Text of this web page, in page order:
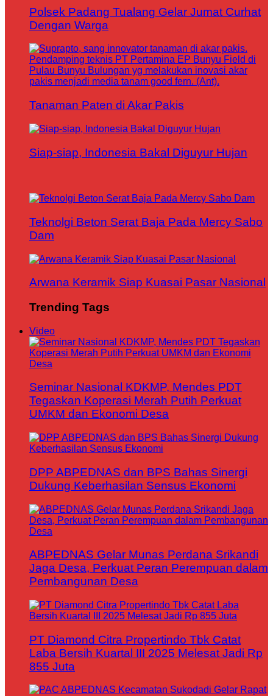
Polsek Padang Tualang Gelar Jumat Curhat
Dengan Warga
Tanaman Paten di Akar Pakis
Siap-siap, Indonesia Bakal Diguyur Hujan
Teknolgi Beton Serat Baja Pada Mercy Sabo
Dam
Arwana Keramik Siap Kuasai Pasar Nasional
Trending Tags
Video
Seminar Nasional KDKMP, Mendes PDT
Tegaskan Koperasi Merah Putih Perkuat
UMKM dan Ekonomi Desa
DPP ABPEDNAS dan BPS Bahas Sinergi
Dukung Keberhasilan Sensus Ekonomi
ABPEDNAS Gelar Munas Perdana Srikandi
Jaga Desa, Perkuat Peran Perempuan dalam
Pembangunan Desa
PT Diamond Citra Propertindo Tbk Catat
Laba Bersih Kuartal III 2025 Melesat Jadi Rp
855 Juta